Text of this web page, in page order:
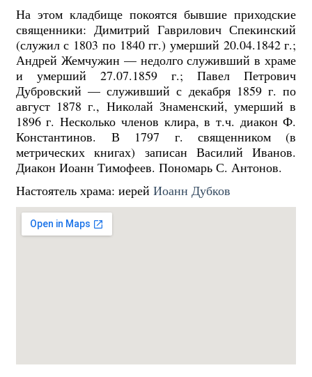
На этом кладбище покоятся бывшие приходские
священники: Димитрий Гаврилович Спекинский
(служил с 1803 по 1840 гг.) умерший 20.04.1842 г.;
Андрей Жемчужин — недолго служивший в храме
и умерший 27.07.1859 г.; Павел Петрович
Дубровский — служивший с декабря 1859 г. по
август 1878 г., Николай Знаменский, умерший в
1896 г. Несколько членов клира, в т.ч. диакон Ф.
Константинов. В 1797 г. священником (в
метрических книгах) записан Василий Иванов.
Диакон Иоанн Тимофеев. Пономарь С. Антонов.
Настоятель храма: иерей Иоанн Дубков